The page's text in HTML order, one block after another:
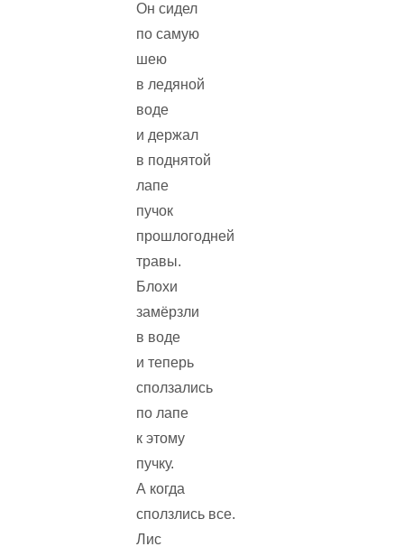
Он сидел
по самую
шею
в ледяной
воде
и держал
в поднятой
лапе
пучок
прошлогодней
травы.
Блохи
замёрзли
в воде
и теперь
сползались
по лапе
к этому
пучку.
А когда
сползлись все.
Лис